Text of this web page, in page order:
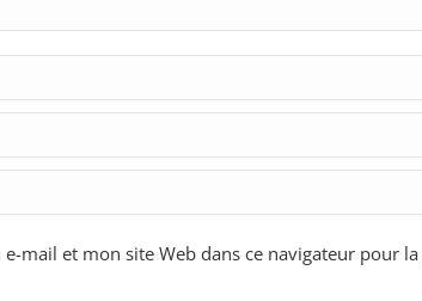
mail et mon site Web dans ce navigateur pour